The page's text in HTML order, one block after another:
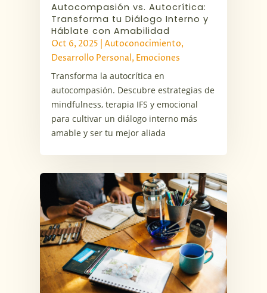
Autocompasión vs. Autocrítica:
Transforma tu Diálogo Interno y
Háblate con Amabilidad
Oct 6, 2025 |Autoconocimiento,
Desarrollo Personal, Emociones
Transforma la autocrítica en
autocompasión. Descubre estrategias de
mindfulness, terapia IFS y emocional
para cultivar un diálogo interno más
amable y ser tu mejor aliada